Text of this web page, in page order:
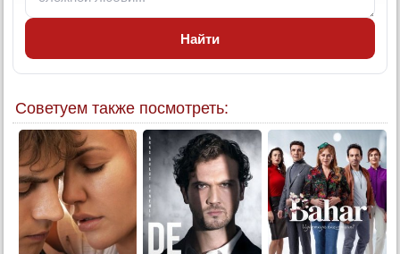
9 серия
10 серия
11 серия (суб)
12 серия
12 серия (суб)
13 серия
13 серия (суб)
Найти
Советуем также посмотреть: